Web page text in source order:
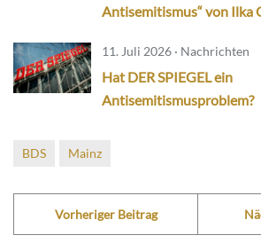
Antisemitismus“ von Ilka
11. Juli 2026 · Nachrichten
Hat DER SPIEGEL ein
Antisemitismusproblem?
BDS Mainz
Vorheriger Beitrag